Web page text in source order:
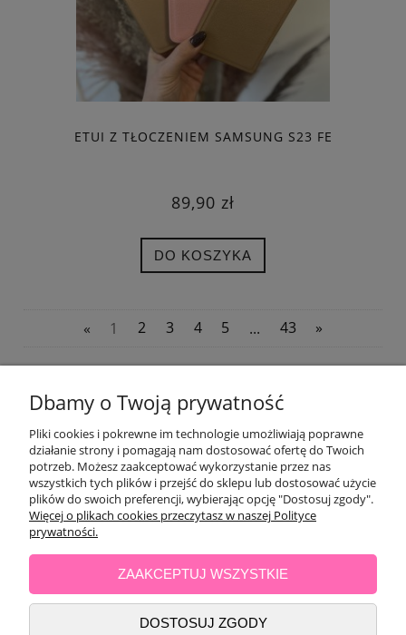
ETUI Z TŁOCZENIEM SAMSUNG S23 FE
89,90 zł
DO KOSZYKA
« 1 2 3 4 5 ... 43 »
OPINIE KLIENTÓW
MOJE KONTO
INFORMACJE
O NAS
Dbamy o Twoją prywatność
Pliki cookies i pokrewne im technologie umożliwiają poprawne
działanie strony i pomagają nam dostosować ofertę do Twoich
potrzeb. Możesz zaakceptować wykorzystanie przez nas
wszystkich tych plików i przejść do sklepu lub dostosować użycie
plików do swoich preferencji, wybierając opcję "Dostosuj zgody".
Więcej o plikach cookies przeczytasz w naszej Polityce
prywatności.
ZAAKCEPTUJ WSZYSTKIE
DOSTOSUJ ZGODY